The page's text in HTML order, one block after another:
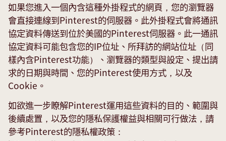
如果您進入一個內含這種外掛程式的網頁，您的瀏覽器
會直接連線到Pinterest的伺服器。此外掛程式會將通訊
協定資料傳送到位於美國的Pinterest伺服器。此一通訊
協定資料可能包含您的IP位址、所拜訪的網站位址（同
樣內含Pinterest功能）、瀏覽器的類型與設定、提出請
求的日期與時間、您的Pinterest使用方式，以及
Cookie。
如欲進一步瞭解Pinterest運用這些資料的目的、範圍與
後續處置，以及您的隱私保護權益與相關可行做法，請
參考Pinterest的隱私權政策：